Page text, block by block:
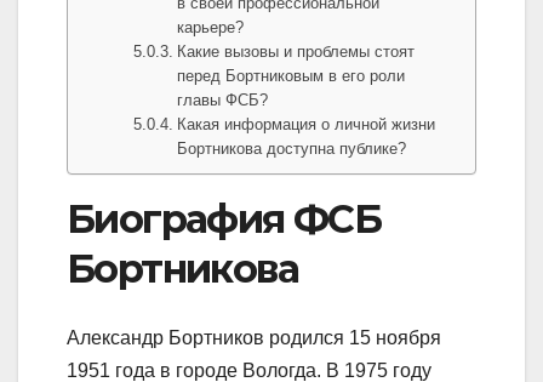
карьере?
Какие вызовы и проблемы стоят
перед Бортниковым в его роли
главы ФСБ?
Какая информация о личной жизни
Бортникова доступна публике?
Биография ФСБ
Бортникова
Александр Бортников родился 15 ноября
1951 года в городе Вологда. В 1975 году